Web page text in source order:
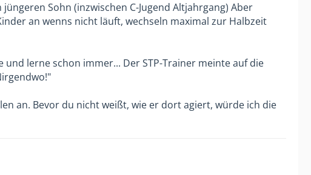
Sohn (inzwischen C-Jugend Altjahrgang) Aber
an wenns nicht läuft, wechseln maximal zur Halbzeit
lerne schon immer... Der STP-Trainer meinte auf die
an. Bevor du nicht weißt, wie er dort agiert, würde ich die